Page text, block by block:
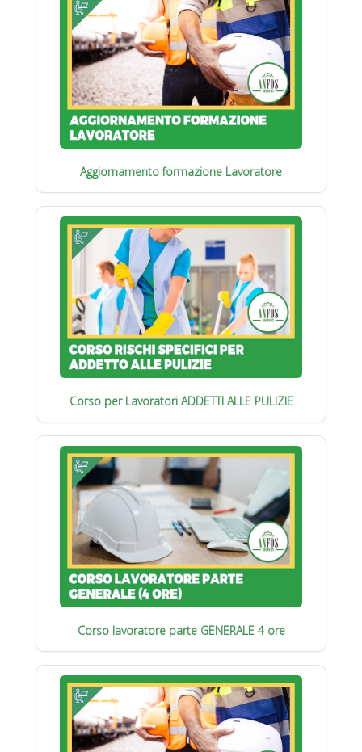
Aggiornamento formazione Lavoratore
Corso per Lavoratori ADDETTI ALLE PULIZIE
Corso lavoratore parte GENERALE 4 ore